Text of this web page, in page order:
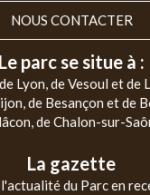
NOUS CONTACTER
Le parc se situe à :
Lyon, de Vesoul et de
de Besançon et de
de Chalon-sur-
La gazette
du Parc en